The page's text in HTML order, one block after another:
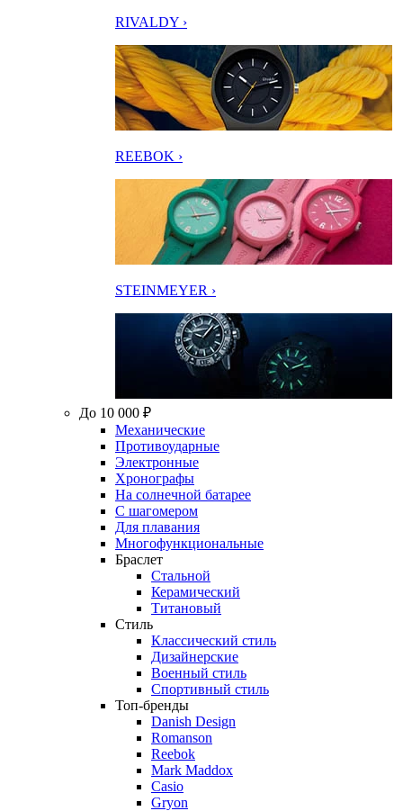
RIVALDY ›
REEBOK ›
STEINMEYER ›
До 10 000 ₽
Механические
Противоударные
Электронные
Хронографы
На солнечной батарее
С шагомером
Для плавания
Многофункциональные
Браслет
Стальной
Керамический
Титановый
Стиль
Классический стиль
Дизайнерские
Военный стиль
Спортивный стиль
Топ-бренды
Danish Design
Romanson
Reebok
Mark Maddox
Casio
Gryon